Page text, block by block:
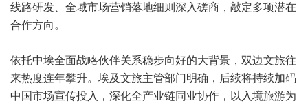
线路研发、全域市场营销落地细则深入磋商，敲定多项潜在
合作方向。
依托中埃全面战略伙伴关系稳步向好的大背景，双边文旅往
来热度连年攀升。埃及文旅主管部门明确，后续将持续加码
中国市场宣传投入，深化全产业链同业协作，以入境旅游为